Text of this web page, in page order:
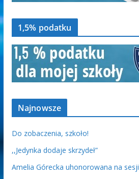
1,5% podatku
Najnowsze
Do zobaczenia, szkoło!
,,Jedynka dodaje skrzydeł”
Amelia Górecka uhonorowana na